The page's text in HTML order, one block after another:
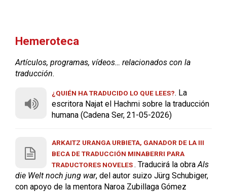
Hemeroteca
Artículos, programas, vídeos… relacionados con la
traducción.
¿QUIÉN HA TRADUCIDO LO QUE LEES?. La
escritora Najat el Hachmi sobre la traducción
humana (Cadena Ser, 21-05-2026)
ARKAITZ URANGA URBIETA, GANADOR DE LA III
BECA DE TRADUCCIÓN MINABERRI PARA
TRADUCTORES NOVELES. Traducirá la obraAls
die Welt noch jung war, del autor suizo Jürg Schubiger,
con apoyo de la mentora Naroa Zubillaga Gómez